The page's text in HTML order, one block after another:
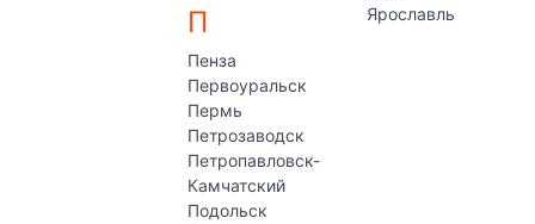
П
Пенза
Первоуральск
Пермь
Петрозаводск
Петропавловск-
Камчатский
Подольск
Ярославль